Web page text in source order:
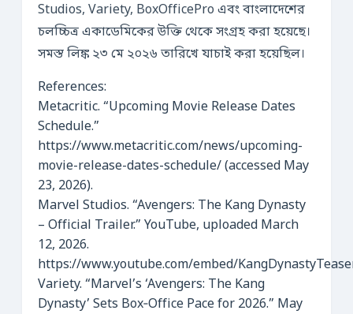
Studios, Variety, BoxOfficePro এবং বাংলাদেশের
চলচ্চিত্র একাডেমিকের উক্তি থেকে সংগ্রহ করা হয়েছে।
সমস্ত লিঙ্ক ২৩ মে ২০২৬ তারিখে যাচাই করা হয়েছিল।
References:
Metacritic. “Upcoming Movie Release Dates
Schedule.”
https://www.metacritic.com/news/upcoming-
movie-release-dates-schedule/ (accessed May
23, 2026).
Marvel Studios. “Avengers: The Kang Dynasty
– Official Trailer.” YouTube, uploaded March
12, 2026.
https://www.youtube.com/embed/
Variety. “Marvel’s ‘Avengers: The Kang
Dynasty’ Sets Box‑Office Pace for 2026.” May